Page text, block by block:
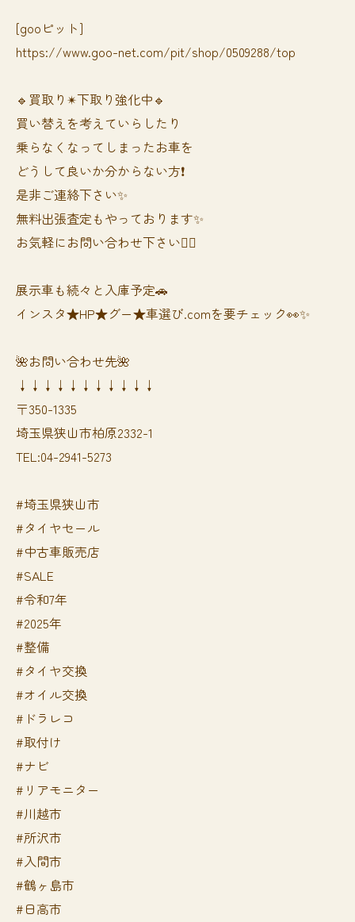
[gooピット]
https://www.goo-net.com/pit/shop/0509288/top
🔹買取り✴︎下取り強化中🔹
買い替えを考えていらしたり
乗らなくなってしまったお車を
どうして良いか分からない方❗️
是非ご連絡下さい✨
無料出張査定もやっております✨
お気軽にお問い合わせ下さい🙆‍♀️
展示車も続々と入庫予定🚗
インスタ★HP★グー★車選び.comを要チェック👀✨
🌺お問い合わせ先🌺
↓↓↓↓↓↓↓↓↓↓↓
〒350-1335
埼玉県狭山市柏原2332-1
TEL:04-2941-5273
#埼玉県狭山市
#タイヤセール
#中古車販売店
#SALE
#令和7年
#2025年
#整備
#タイヤ交換
#オイル交換
#ドラレコ
#取付け
#ナビ
#リアモニター
#川越市
#所沢市
#入間市
#鶴ヶ島市
#日高市